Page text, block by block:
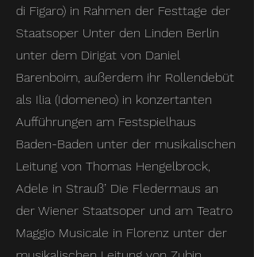
di Figaro) in Rahmen der Festtage der
Staatsoper Unter den Linden Berlin
unter dem Dirigat von Daniel
Barenboim, außerdem ihr Rollendebüt
als Ilia (Idomeneo) in konzertanten
Aufführungen am Festspielhaus
Baden-Baden unter der musikalischen
Leitung von Thomas Hengelbrock,
Adele in Strauß’ Die Fledermaus an
der Wiener Staatsoper und am Teatro
Maggio Musicale in Florenz unter der